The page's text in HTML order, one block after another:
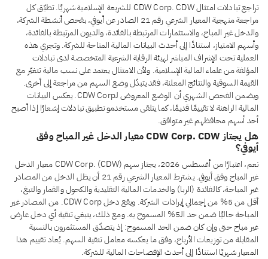
تراجع تبادلات امتثال CDW Corp. CDW للشريعة الإسلامية شهريًا. تطبّق كل
مراجعة منهجية المعيار الشرعي رقم 21 الصادر عن أيوفي، بفحص أنشطة الشركة،
والدخل غير المباح، والاستثمارات المرتبطة بالفائدة، والديون المرتبطة بالفائدة،
وأسهم الامتياز، استنادًا إلى أحدث البيانات المالية المتاحة للشركة. وتجري هذه
العملية تحت الإشراف المباشر لهيئة الرقابة الشرعية المتخصصة لدى تبادلات
المؤلفة من علماء المالية الإسلامية. ولأن الامتثال يعتمد على نسب مالية تتغيّر مع
القيمة السوقية والنتائج المعلنة، فقد يتبدّل وضع السهم من مراجعة إلى أخرى.
ويضمن الفحص الشهري أن الوضع المعروض لـCDW Corp. يعكس البيانات
المالية الراهنة لا تقييمًا قديمًا، كما يتلقى مستخدمو تطبيق تبادلات إشعارًا إذا أصبح
أحد أسهم محافظهم غير متوافق.
هل يجتاز CDW Corp. CDW معيار الدخل غير المباح وفق
أيوفي؟
نعم، اعتبارًا من أغسطس 2026، يجتاز سهم CDW Corp. (CDW) معيار الدخل
غير المباح وفق أيوفي. يشترط المعيار الشرعي رقم 21 أن يظل الدخل من المصادر
غير المباحة، كالفائدة (الربا) والخدمات المالية التقليدية والكحول والقمار والتبغ،
أقل من 5% من إجمالي إيرادات الشركة. ويقع دخل CDW Corp. من المصادر غير
المباحة حاليًا ضمن حد الـ5% المسموح به. ومع ذلك، ينبغي تنقية أي دخل عارض
غير مباح حتى وإن كان ضمن الحد المسموح: إذ يتصدّق المستثمرون بالنسبة
المقابلة من توزيعات الأرباح، وفق ما يعكسه معامل تنقية السهم. يُعاد تقييم هذا
المعيار شهريًا استنادًا إلى أحدث الإفصاحات المالية للشركة.